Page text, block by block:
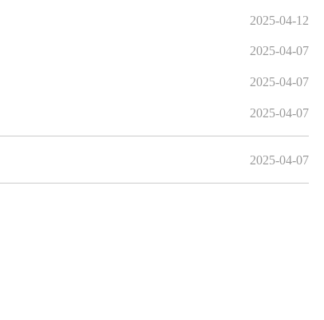
2025-04-12
2025-04-07
2025-04-07
2025-04-07
2025-04-07